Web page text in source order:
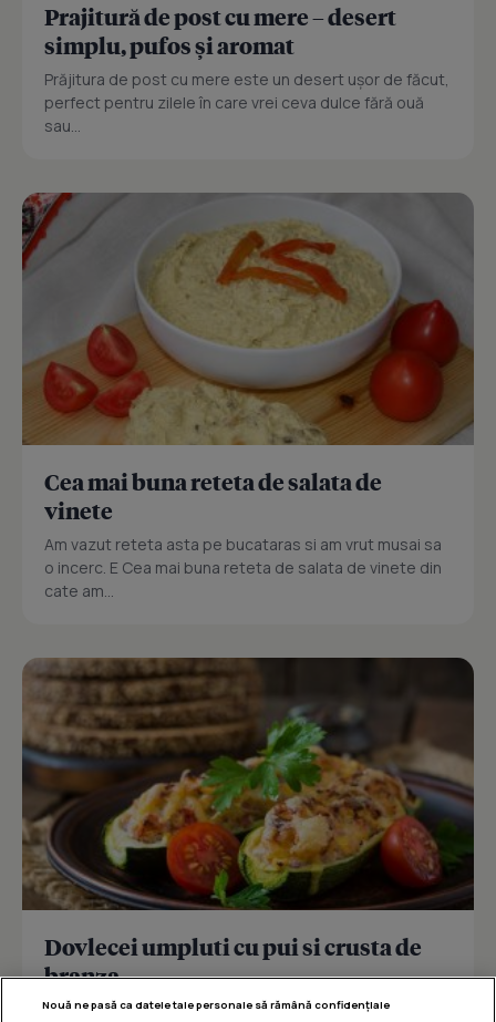
Prajitură de post cu mere – desert
simplu, pufos și aromat
Prăjitura de post cu mere este un desert ușor de făcut,
perfect pentru zilele în care vrei ceva dulce fără ouă
sau...
Cea mai buna reteta de salata de
vinete
Am vazut reteta asta pe bucataras si am vrut musai sa
o incerc. E Cea mai buna reteta de salata de vinete din
cate am...
Dovlecei umpluti cu pui si crusta de
branza
Reteta delicioasa de dovlecei umpluti cu pui si crusta
Nouă ne pasă ca datele tale personale să rămână confidențiale